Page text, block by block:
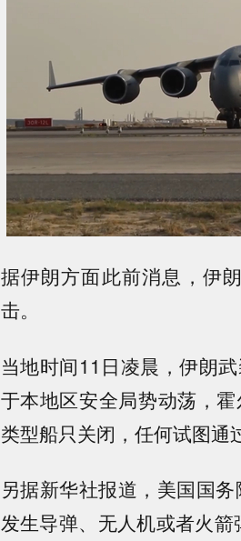
据伊朗方面此前消息，伊
击。
当地时间11日凌晨，伊朗
于本地区安全局势动荡，
类型船只关闭，任何试图通
另据新华社报道，美国国
发生导弹、无人机或者火箭